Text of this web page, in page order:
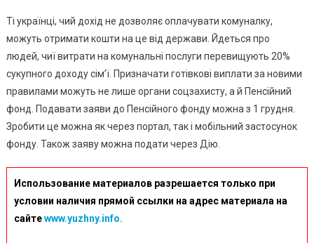
Ті українці, чий дохід не дозволяє оплачувати комуналку,
можуть отримати кошти на це від держави. Йдеться про
людей, чиї витрати на комунальні послуги перевищують 20%
сукупного доходу сім’ї. Призначати готівкові виплати за новими
правилами можуть не лише органи соцзахисту, а й Пенсійний
фонд. Подавати заяви до Пенсійного фонду можна з 1 грудня.
Зробити це можна як через портал, так і мобільний застосунок
фонду. Також заяву можна подати через Дію.
Использование материалов разрешается только при
условии наличия прямой ссылки на адрес материала на
сайтеwww.yuzhny.info.